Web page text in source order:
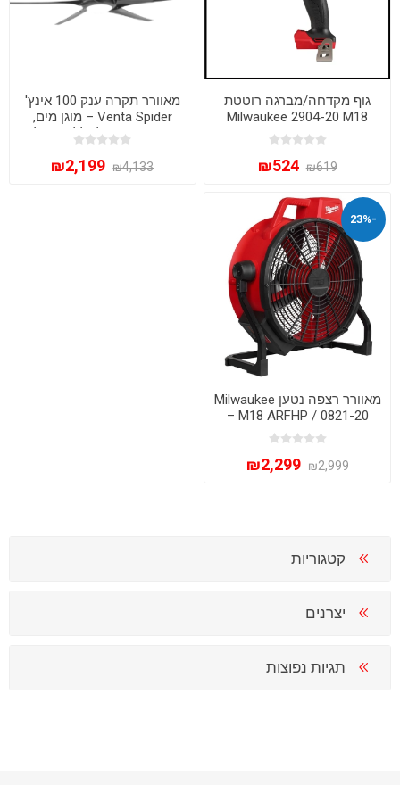
גוף מקדחה/מברגה רוטטת
Milwaukee 2904-20 M18
(גוף בלבד)
₪619
₪524
מאוורר תקרה ענק 100 אינץ'
Venta Spider – מוגן מים,
מנוע DC שקט לחללים גדולים
ופרגולות
₪4,133
₪2,199
-23%
מאוורר רצפה נטען Milwaukee
M18 ARFHP / 0821-20 –
עוצמת אוורור 18" ללא פשרות
(גוף בלבד)
₪2,999
₪2,299
קטגוריות
יצרנים
תגיות נפוצות